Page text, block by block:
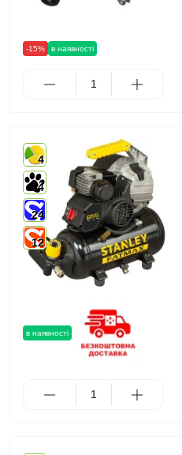
-15% в наявності
в наявності
4
4
24
12